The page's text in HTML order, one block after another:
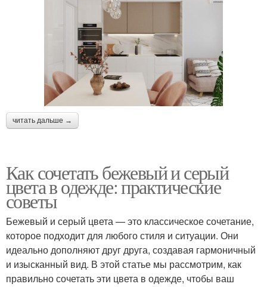
читать дальше →
Как сочетать бежевый и серый
цвета в одежде: практические
советы
Бежевый и серый цвета — это классическое сочетание,
которое подходит для любого стиля и ситуации. Они
идеально дополняют друг друга, создавая гармоничный
и изысканный вид. В этой статье мы рассмотрим, как
правильно сочетать эти цвета в одежде, чтобы ваш